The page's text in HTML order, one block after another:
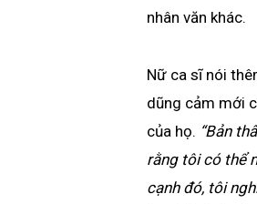
nhân văn khác.
Nữ ca sĩ nói
dũng cảm mới
của họ. “Bản
rằng tôi có thể
cạnh đó, tôi